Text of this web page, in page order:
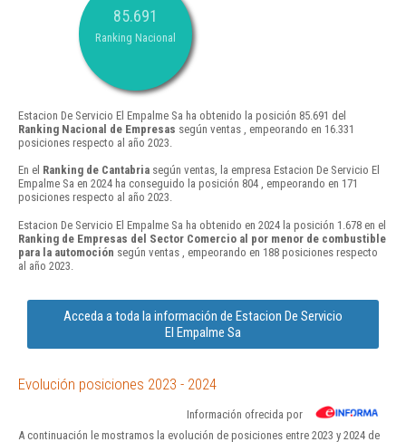
85.691
Ranking Nacional
Estacion De Servicio El Empalme Sa ha obtenido la posición 85.691 del
Ranking Nacional de Empresas según ventas , empeorando en 16.331
posiciones respecto al año 2023.
En el Ranking de Cantabria según ventas, la empresa Estacion De Servicio El
Empalme Sa en 2024 ha conseguido la posición 804 , empeorando en 171
posiciones respecto al año 2023.
Estacion De Servicio El Empalme Sa ha obtenido en 2024 la posición 1.678 en el
Ranking de Empresas del Sector Comercio al por menor de combustible
para la automoción según ventas , empeorando en 188 posiciones respecto
al año 2023.
Acceda a toda la información de Estacion De Servicio
El Empalme Sa
Evolución posiciones 2023 - 2024
Información ofrecida por
A continuación le mostramos la evolución de posiciones entre 2023 y 2024 de